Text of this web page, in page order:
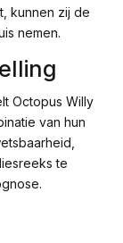
kunnen zij de
nemen.
Octopus Willy
van hun
te